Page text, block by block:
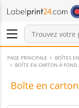
Connexion /
Annonces
PAGE PRINCIPALE
BOÎTES
BOÎTE EN CARTON À
Boîte en